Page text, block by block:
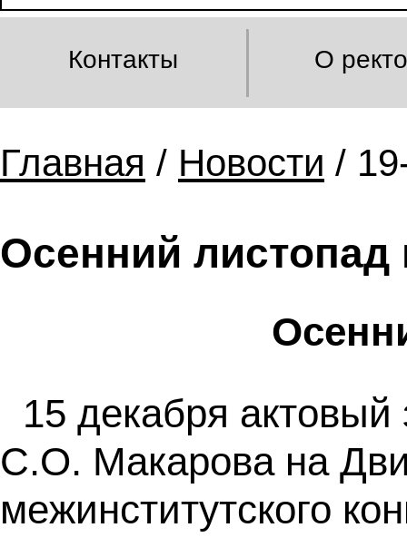
Контакты О
Главная / Новости /
Осенний
15 декабря
С.О. Макарова на
межинститутского